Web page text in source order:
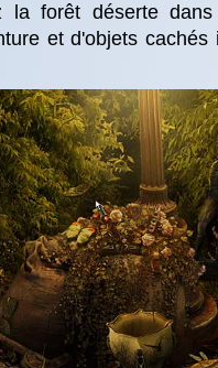
la forêt déserte
et d'objets